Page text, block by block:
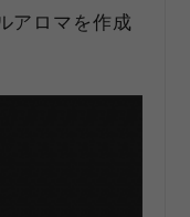
アロマを作成